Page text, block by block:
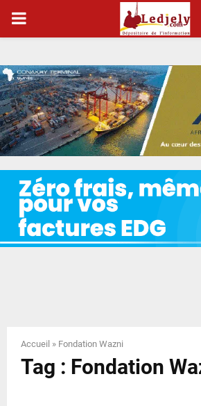
PRIMARY
Accueil » Fondation Wazni
Tag : Fondation